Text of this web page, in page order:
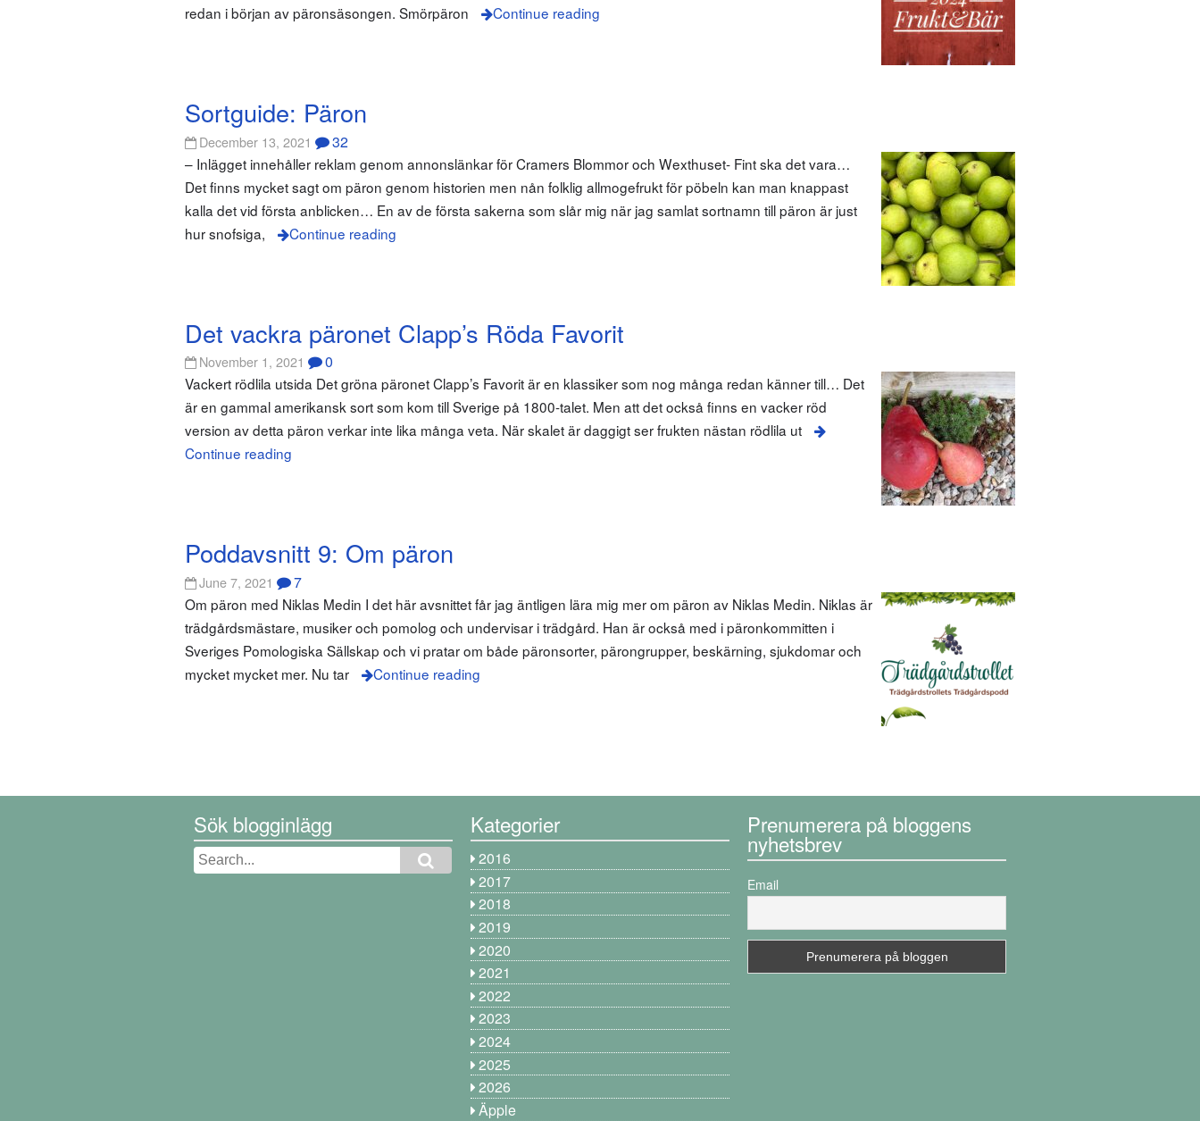
redan i början av päronsäsongen. Smörpäron
Continue reading
Sortguide: Päron
December 13, 2021 32
– Inlägget innehåller reklam genom annonslänkar för Cramers Blommor och Wexthuset- Fint ska det vara…
Det finns mycket sagt om päron genom historien men nån folklig allmogefrukt för pöbeln kan man knappast
kalla det vid första anblicken… En av de första sakerna som slår mig när jag samlat sortnamn till päron är just
hur snofsiga,
Continue reading
Det vackra päronet Clapp’s Röda Favorit
November 1, 2021 0
Vackert rödlila utsida Det gröna päronet Clapp’s Favorit är en klassiker som nog många redan känner till… Det
är en gammal amerikansk sort som kom till Sverige på 1800-talet. Men att det också finns en vacker röd
version av detta päron verkar inte lika många veta. När skalet är daggigt ser frukten nästan rödlila ut
Continue reading
Poddavsnitt 9: Om päron
June 7, 2021 7
Om päron med Niklas Medin I det här avsnittet får jag äntligen lära mig mer om päron av Niklas Medin. Niklas är
trädgårdsmästare, musiker och pomolog och undervisar i trädgård. Han är också med i päronkommitten i
Sveriges Pomologiska Sällskap och vi pratar om både päronsorter, pärongrupper, beskärning, sjukdomar och
mycket mycket mer. Nu tar
Continue reading
Sök blogginlägg Kategorier
2016
2017
2018
2019
2020
2021
2022
2023
2024
2025
2026
Äpple
Prenumerera på bloggens
nyhetsbrev
Email